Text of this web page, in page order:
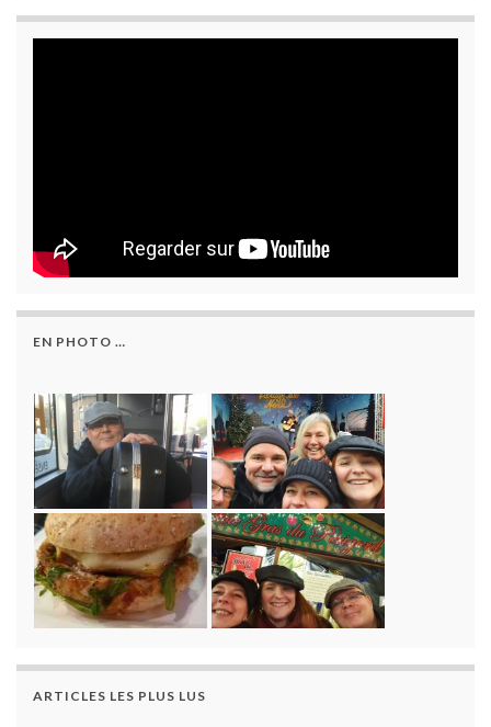
EN PHOTO …
ARTICLES LES PLUS LUS